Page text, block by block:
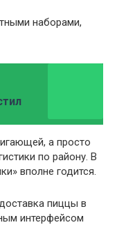
наборами,
а просто
по району. В
вполне годится.
пиццы в
интерфейсом